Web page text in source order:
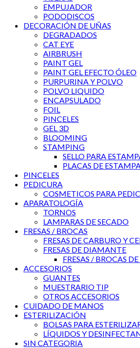
EMPUJADOR
PODODISCOS
DECORACIÓN DE UÑAS
DEGRADADOS
CAT EYE
AIRBRUSH
PAINT GEL
PAINT GEL EFECTO ÓLEO
PURPURINA Y POLVO
POLVO LIQUIDO
ENCAPSULADO
FOIL
PINCELES
GEL 3D
BLOOMING
STAMPING
SELLO PARA
PLACAS DE
PINCELES
PEDICURA
COSMETICOS PARA
APARATOLOGÍA
TORNOS
LAMPARAS DE SECADO
FRESAS / BROCAS
FRESAS DE CARBURO Y
FRESAS DE DIAMANTE
FRESAS / BROCAS
ACCESORIOS
GUANTES
MUESTRARIO TIP
OTROS ACCESORIOS
CUIDADO DE MANOS
ESTERILIZACIÓN
BOLSAS PARA
LÍQUIDOS Y
SIN CATEGORIA